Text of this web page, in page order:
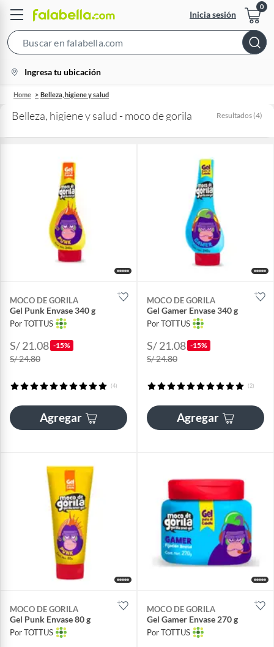
Inicia sesión
Bar
location-
icon
Ingresa tu ubicación
Home Belleza, higiene y salud
Belleza, higiene y salud - moco de gorila Resultados (4)
MOCO DE GORILA
Gel Punk Envase 340 g
Por TOTTUS
S/ 21.08 -15%
S/ 24.80
(4)
Agregar
MOCO DE GORILA
Gel Gamer Envase 340 g
Por TOTTUS
S/ 21.08 -15%
S/ 24.80
(2)
Agregar
MOCO DE GORILA
Gel Punk Envase 80 g
Por TOTTUS
MOCO DE GORILA
Gel Gamer Envase 270 g
Por TOTTUS